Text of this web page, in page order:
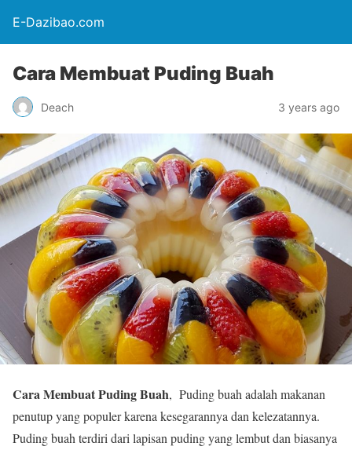
E-Dazibao.com
Cara Membuat Puding Buah
Deach 3 years ago
Cara Membuat Puding Buah, Puding buah adalah makanan
penutup yang populer karena kesegarannya dan kelezatannya.
Puding buah terdiri dari lapisan puding yang lembut dan biasanya